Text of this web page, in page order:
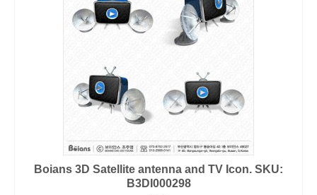
Boians 3D Satellite antenna and TV Icon. SKU:
B3DI000298